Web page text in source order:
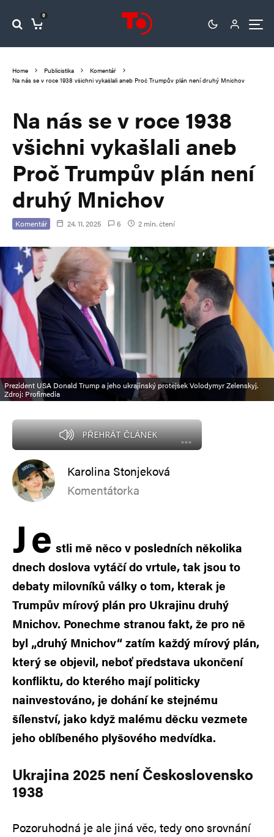
0
Home Publicistika
Komentář
Na nás se v roce 1938 všichni vykašlali aneb Proč Trumpův plán není druhý Mnichov
Na nás se v roce 1938
všichni vykašlali aneb
Proč Trumpův plán není
druhý Mnichov
Komentář 24. 11. 2025 6 2 min. čtení
Prezident USA Donald Trump a jeho ukrajinský protějšek Volodymyr Zelenskyj.
Zdroj: Profimedia
PŘEHRÁT ČLÁNEK
Karolina Stonjeková
Komentátorka
Je stli mě něco v posledních několika
dnech doslova vytáčí do vrtule, tak jsou to
debaty milovníků války o tom, kterak je
Trumpův mírový plán pro Ukrajinu druhý
Mnichov. Ponechme stranou fakt, že pro ně
byl „druhý Mnichov“ zatím každý mírový plán,
který se objevil, neboť představa ukončení
konfliktu, do kterého mají politicky
nainvestováno, je dohání ke stejnému
šílenství, jako když malému děcku vezmete
jeho oblíbeného plyšového medvídka.
Ukrajina 2025 není Československo
1938
Pozoruhodná je ale jiná věc, tedy ono srovnání